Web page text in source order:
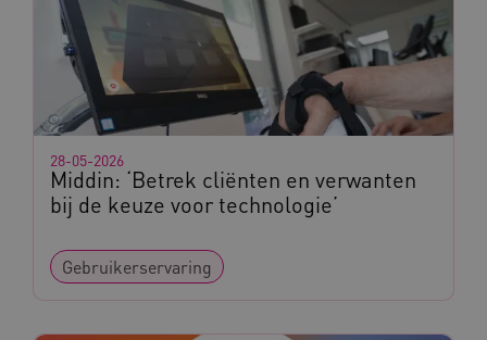
Middin: ‘Betrek cliënten en verwanten
bij de keuze voor technologie’
28-05-2026
Gebruikerservaring
Naam
_ga
Naam
.kennispleingehandicaptensector.nl